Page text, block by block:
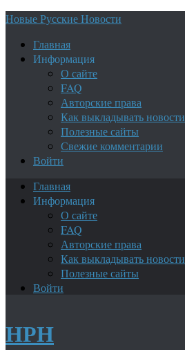
Новые Русские Новости
Главная
Информация
О сайте
FAQ
Авторские права
Как выкладывать новости
Полезные сайты
Свежие комментарии
Войти
Главная
Информация
О сайте
FAQ
Авторские права
Как выкладывать новости
Полезные сайты
Войти
НРН